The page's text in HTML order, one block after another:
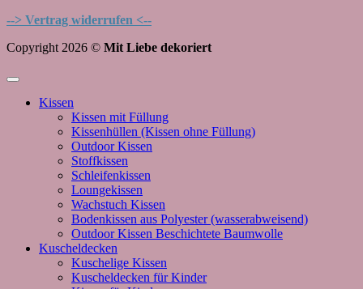
--> Vertrag widerrufen <--
Copyright 2026 © Mit Liebe dekoriert
Kissen
Kissen mit Füllung
Kissenhüllen (Kissen ohne Füllung)
Outdoor Kissen
Stoffkissen
Schleifenkissen
Loungekissen
Wachstuch Kissen
Bodenkissen aus Polyester (wasserabweisend)
Outdoor Kissen Beschichtete Baumwolle
Kuscheldecken
Kuschelige Kissen
Kuscheldecken für Kinder